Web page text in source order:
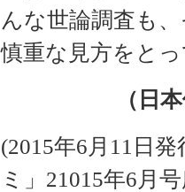
んな世論調査も
慎重な見方をと
（日
(2015年6 月 11 日
ミ」 21015年6 月